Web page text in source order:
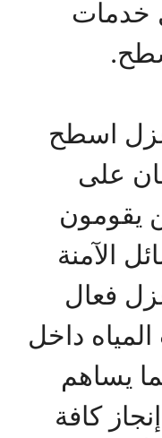
خدمات
اسطح
على
يقومون
الآمنة
فعال
داخل
يساهم
كافة